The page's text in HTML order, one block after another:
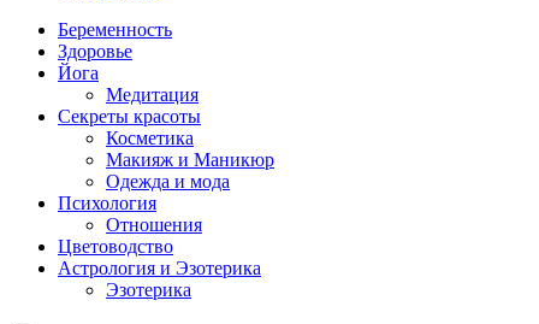
Беременность
Здоровье
Йога
Медитация
Секреты красоты
Косметика
Макияж и Маникюр
Одежда и мода
Психология
Отношения
Цветоводство
Астрология и Эзотерика
Эзотерика